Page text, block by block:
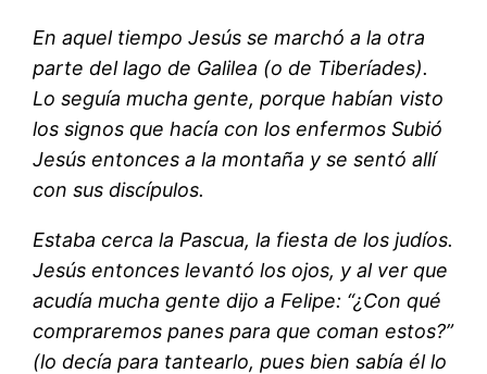
En aquel tiempo Jesús se marchó a la otra
parte del lago de Galilea (o de Tiberíades).
Lo seguía mucha gente, porque habían visto
los signos que hacía con los enfermos Subió
Jesús entonces a la montaña y se sentó allí
con sus discípulos.
Estaba cerca la Pascua, la fiesta de los judíos.
Jesús entonces levantó los ojos, y al ver que
acudía mucha gente dijo a Felipe: “¿Con qué
compraremos panes para que coman estos?”
(lo decía para tantearlo, pues bien sabía él lo